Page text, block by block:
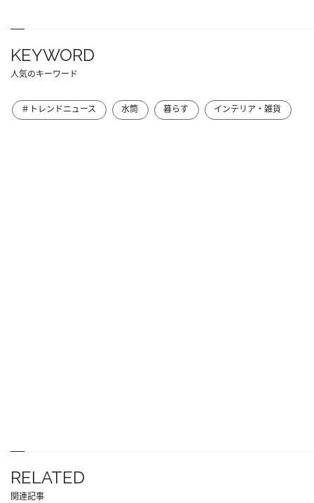
KEYWORD
人気のキーワード
＃トレンドニュース 水筒 暮らす インテリア・雑貨
RELATED
関連記事